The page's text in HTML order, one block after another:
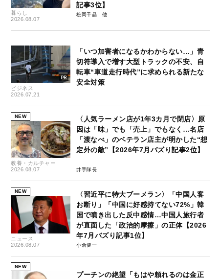
暮らし
2026.08.07
記事3位】
松岡千晶
ビジネス
2026.07.21
「いつ加害者になるかわからない…」青
切符導入で増す大型トラックの不安、自
転車“車道走行時代”に求められる新たな
安全対策
NEW
教養・カルチャー
2026.08.07
〈人気ラーメン店が1年3カ月で閉店〉原
因は「味」でも「売上」でもなく…名店
「渡なべ」のベテラン店主が明かした“想
定外の敵”【2026年7月バズり記事2位】
井手隊長
NEW
ニュース
2026.08.07
〈習近平に特大ブーメラン〉「中国人客
お断り」「中国に好感持てない72%」韓
国で噴き出した反中感情…中国人旅行者
が直面した「政治的摩擦」の正体【2026
年7月バズり記事1位】
小倉健一
NEW
プーチンの絶望「もはや頼れるのは金正